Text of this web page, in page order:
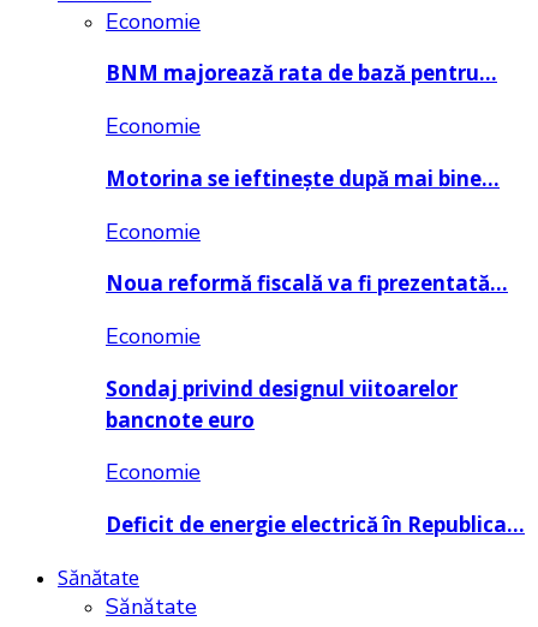
Economie
BNM majorează rata de bază pentru…
Economie
Motorina se ieftinește după mai bine…
Economie
Noua reformă fiscală va fi prezentată…
Economie
Sondaj privind designul viitoarelor
bancnote euro
Economie
Deficit de energie electrică în Republica…
Sănătate
Sănătate